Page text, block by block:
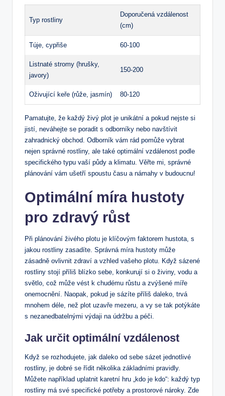
Typ rostliny
Doporučená vzdálenost
(cm)
Túje, cypřiše 60-100
Listnaté stromy (hrušky,
javory)
150-200
Oživující keře (růže, jasmín) 80-120
Pamatujte, že každý živý plot je unikátní a pokud nejste si
jistí, neváhejte se poradit s odborníky nebo navštívit
zahradnický obchod. Odborník vám rád pomůže vybrat
nejen správné rostliny, ale také optimální vzdálenost podle
specifického typu vaší půdy a klimatu. Věřte mi, správné
plánování vám ušetří spoustu času a námahy v budoucnu!
Optimální míra hustoty
pro zdravý růst
Při plánování živého plotu je klíčovým faktorem hustota, s
jakou rostliny zasadíte. Správná míra hustoty může
zásadně ovlivnit zdraví a vzhled vašeho plotu. Když sázené
rostliny stojí příliš blízko sebe, konkurují si o živiny, vodu a
světlo, což může vést k chudému růstu a zvýšené míře
onemocnění. Naopak, pokud je sázíte příliš daleko, trvá
mnohem déle, než plot uzavře mezeru, a vy se tak potýkáte
s nezanedbatelnými výdaji na údržbu a péči.
Jak určit optimální vzdálenost
Když se rozhodujete, jak daleko od sebe sázet jednotlivé
rostliny, je dobré se řídit několika základními pravidly.
Můžete například uplatnit karetní hru „kdo je kdo“: každý typ
rostliny má své specifické potřeby a prostorové nároky. Zde